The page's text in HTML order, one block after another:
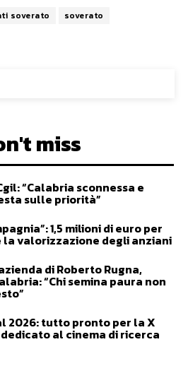
soverato soverato
miss
“Calabria sconnessa e
sulle priorità”
1,5 milioni di euro per
la valorizzazione degli anziani
di Roberto Rugna,
“Chi semina paura non
2026: tutto pronto per la X
al cinema di ricerca